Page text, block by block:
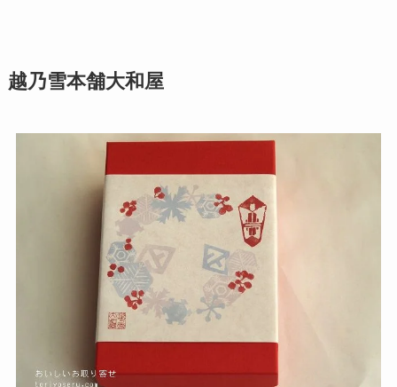
越乃雪本舗大和屋